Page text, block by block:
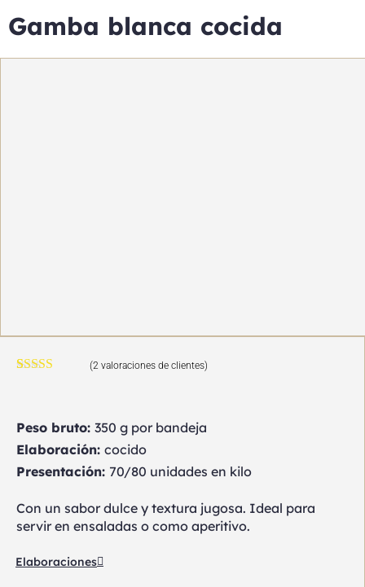
Gamba blanca cocida
valoraciones
de clientes
(2 valoraciones de clientes)
Peso bruto: 350 g por bandeja
Elaboración: cocido
Presentación: 70/80 unidades en kilo
Con un sabor dulce y textura jugosa. Ideal para
servir en ensaladas o como aperitivo.
Elaboraciones